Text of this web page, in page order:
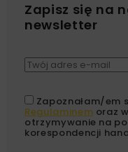
Zapisz się na
newsletter
Zapoznałam/em
Regulaminem oraz
otrzymywanie na
korespondencji